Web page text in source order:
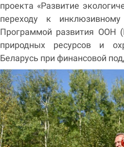
проекта «Развитие
переходу к
Программой развития ООН
природных ресурсов и
Беларусь при финансовой